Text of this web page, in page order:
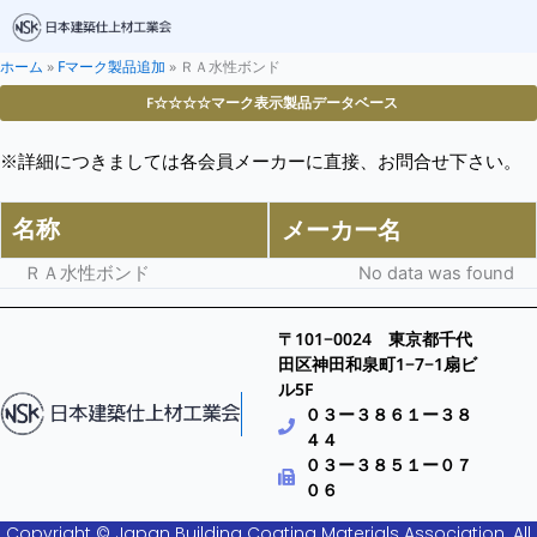
ホーム » Fマーク製品追加 » ＲＡ水性ボンド
F☆☆☆☆マーク表示製品データベース
※詳細につきましては各会員メーカーに直接、お問合せ下さい。
名称 メーカー名
ＲＡ水性ボンド No data was found
〒101−0024 東京都千代
田区神田和泉町1−7−1扇ビ
ル5F
０３ー３８６１ー３８
４４
０３ー３８５１ー０７
０６